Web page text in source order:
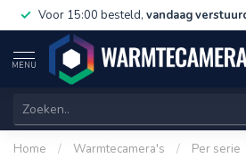
Voor 15:00 besteld, vandaag
MENU
Home / Warmtecamera's / Per serie